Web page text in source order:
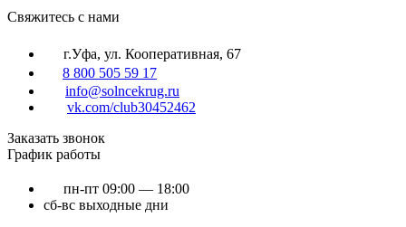
Cвяжитесь с нами
г.Уфа, ул. Кооперативная, 67
8 800 505 59 17
info@solncekrug.ru
vk.com/club30452462
Заказать звонок
График работы
пн-пт 09:00 — 18:00
сб-вс выходные дни